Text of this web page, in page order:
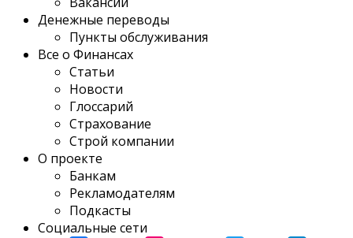
Денежные переводы
Пункты обслуживания
Все о Финансах
Статьи
Новости
Глоссарий
Страхование
Строй компании
О проекте
Банкам
Рекламодателям
Подкасты
Социальные сети